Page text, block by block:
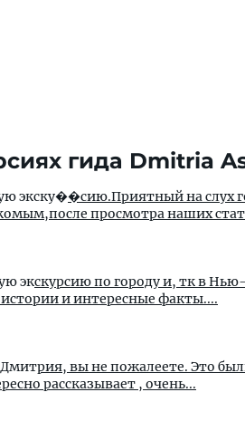
гида Dmitria
экску��сию.Приятный на слух
просмотра наших
экскурсию по городу и, тк в
и интересные факты....
Дмитрия, вы не пожалеете. Это
рассказывает , очень...